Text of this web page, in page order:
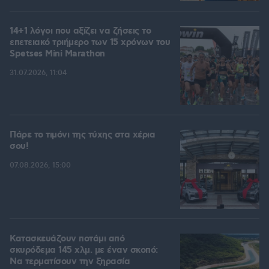
14+1 λόγοι που αξίζει να ζήσεις το
επετειακό τριήμερο των 15 χρόνων του
Spetses Mini Marathon
31.07.2026, 11:04
Πάρε το τιμόνι της τύχης στα χέρια
σου!
07.08.2026, 15:00
Κατασκευάζουν ποτάμι από
σκυρόδεμα 145 χλμ. με έναν σκοπό:
Να τερματίσουν την ξηρασία